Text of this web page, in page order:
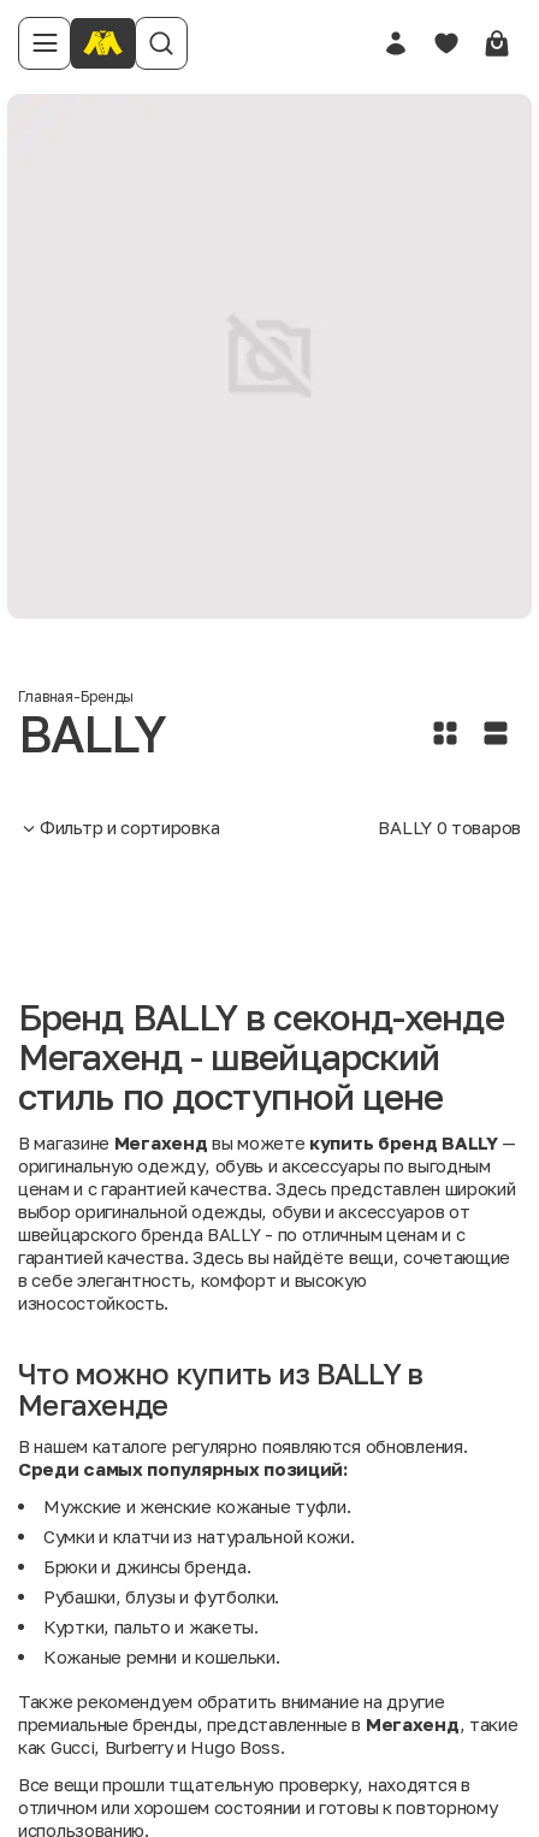
Главная-Бренды
BALLY
Фильтр и сортировка BALLY 0 товаров
Бренд BALLY в секонд-хенде
Мегахенд - швейцарский
стиль по доступной цене
В магазине Мегахенд вы можете купить бренд BALLY—
оригинальную одежду, обувь и аксессуары по выгодным
ценам и с гарантией качества. Здесь представлен широкий
выбор оригинальной одежды, обуви и аксессуаров от
швейцарского бренда BALLY - по отличным ценам и с
гарантией качества. Здесь вы найдёте вещи, сочетающие
в себе элегантность, комфорт и высокую
износостойкость.
Что можно купить из BALLY в
Мегахенде
В нашем каталоге регулярно появляются обновления.
Среди самых популярных позиций:
Мужские и женские кожаные туфли.
Сумки и клатчи из натуральной кожи.
Брюки и джинсы бренда.
Рубашки, блузы и футболки.
Куртки, пальто и жакеты.
Кожаные ремни и кошельки.
Также рекомендуем обратить внимание на другие
премиальные бренды, представленные в Мегахенд, такие
как Gucci, Burberryи Hugo Boss.
Все вещи прошли тщательную проверку, находятся в
отличном или хорошем состоянии и готовы к повторному
использованию.